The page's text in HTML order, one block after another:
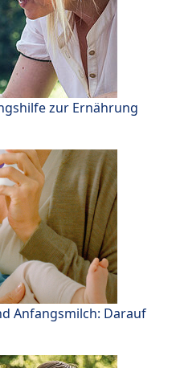
zur Ernährung
Anfangsmilch: Darauf